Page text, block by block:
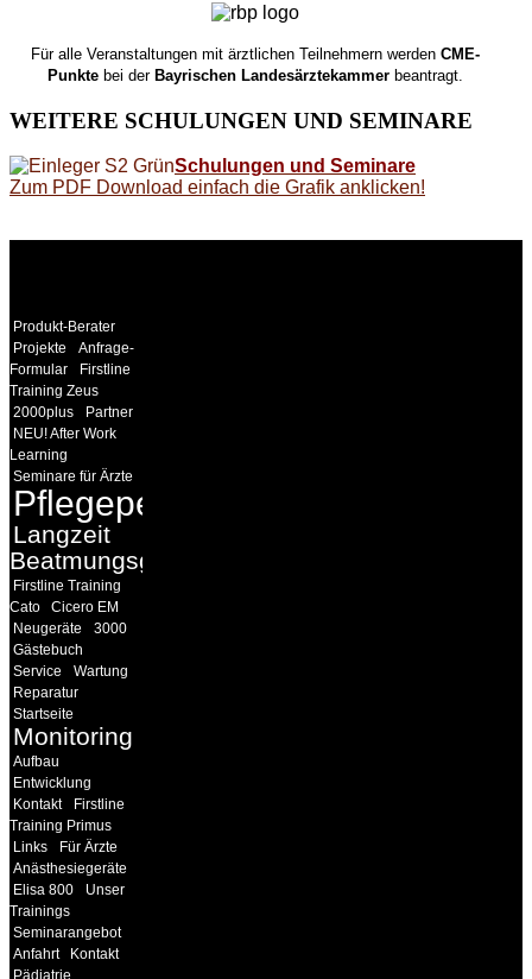
Für alle Veranstaltungen mit ärztlichen Teilnehmern werdenCME-
Punkte bei derBayrischen Landesärztekammer beantragt.
WEITERE SCHULUNGEN UND SEMINARE
Schulungen und Seminare
Zum PDF Download einfach die Grafik anklicken!
Produkt-Berater
Projekte
Anfrage-
Formular
Firstline
Training Zeus
2000plus
Partner
NEU! After Work
Learning
Seminare für Ärzte
Pflegepersonal
Langzeit
Beatmungsgeräte
Firstline Training
Cato
Cicero EM
Neugeräte
3000
Gästebuch
Service
Wartung
Reparatur
Startseite
Monitoring
Aufbau
Entwicklung
Kontakt
Firstline
Training Primus
Links
Für Ärzte
Anästhesiegeräte
Elisa 800
Unser
Trainings
Seminarangebot
Anfahrt
Kontakt
Pädiatrie